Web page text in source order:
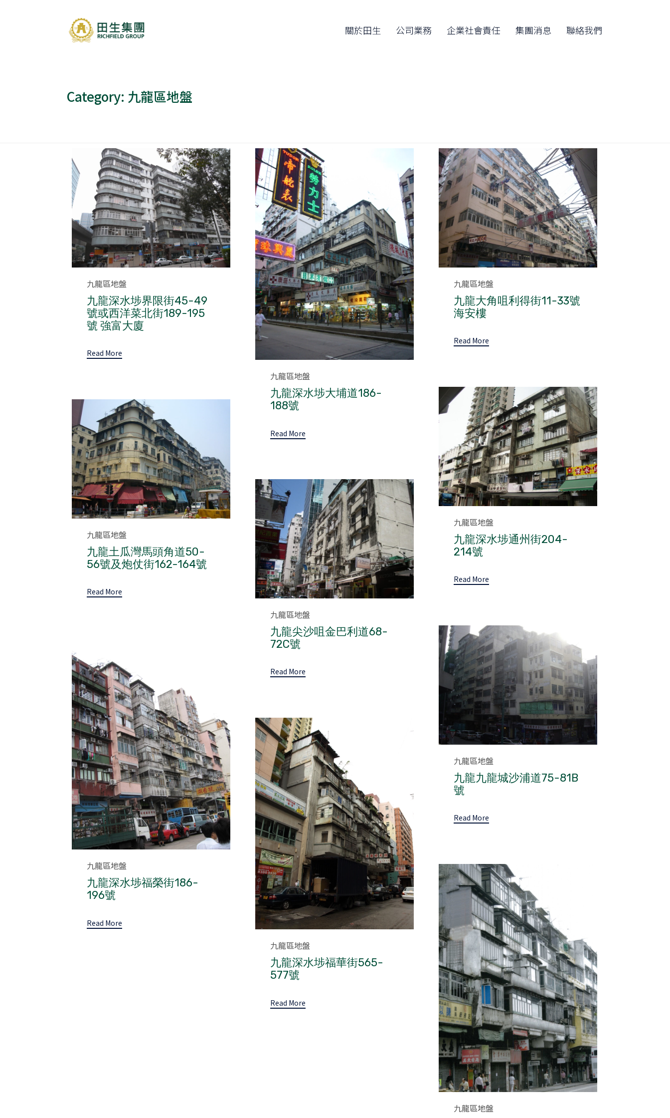
關於田生 公司業務 企業社會責任 集團消息 聯絡我們
Category: 九龍區地盤
Category
九龍區地盤
九龍深水埗界限街45-49
號或西洋菜北街189-195
號 強富大廈
Read More
Category
九龍區地盤
九龍深水埗大埔道186-
188號
Read More
Category
九龍區地盤
九龍大角咀利得街11-33號
海安樓
Read More
Category
九龍區地盤
九龍深水埗通州街204-
214號
Read More
Category
九龍區地盤
九龍土瓜灣馬頭角道50-
56號及炮仗街162-164號
Read More
Category
九龍區地盤
九龍尖沙咀金巴利道68-
72C號
Read More
Category
九龍區地盤
九龍九龍城沙浦道75-81B
號
Read More
Category
九龍區地盤
九龍深水埗福榮街186-
196號
Read More
Category
九龍區地盤
九龍深水埗福華街565-
577號
Read More
Category
九龍區地盤